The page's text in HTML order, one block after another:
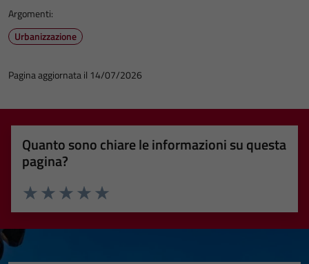
Argomenti:
Urbanizzazione
Pagina aggiornata il 14/07/2026
Quanto sono chiare le informazioni su questa
pagina?
Valuta 5 stelle su 5
Valuta 4 stelle su 5
Valuta 3 stelle su 5
Valuta 2 stelle su 5
Valuta 1 stelle su 5